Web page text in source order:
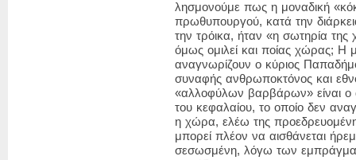
λησμονούμε πως η μοναδική
πρωθυπουργού, κατά την
την τρόικα, ήταν «η σωτηρία της
όμως ομιλεί και ποίας χώρας; Η
αναγνωρίζουν ο κύριος
συναφής ανθρωποκτόνος και
«αλλοφύλων βαρβάρων» είναι
του κεφαλαίου, το οποίο δεν
η χώρα, ελέω της
μπορεί πλέον να αισθάνεται
σεσωσμένη, λόγω των